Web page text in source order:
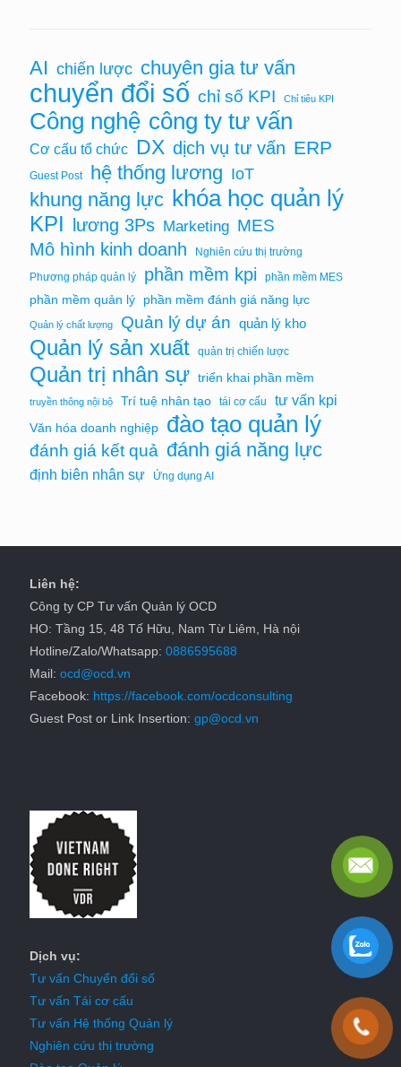
AI chiến lược chuyên gia tư vấn
chuyển đổi số chỉ số KPI Chỉ tiêu KPI
Công nghệ công ty tư vấn
Cơ cấu tổ chức DX dịch vụ tư vấn ERP
Guest Post hệ thống lương IoT
khung năng lực khóa học quản lý
KPI lương 3Ps Marketing MES
Mô hình kinh doanh
Nghiên cứu thị trường
Phương pháp quản lý
phần mềm kpi phần mềm MES
phần mềm quản lý phần mềm đánh giá năng lực
Quản lý chất lượng Quản lý dự án quản lý kho
Quản lý sản xuất quản trị chiến lược
Quản trị nhân sự triển khai phần mềm
truyền thông nội bộ Trí tuệ nhân tạo tái cơ cấu tư vấn kpi
Văn hóa doanh nghiệp đào tạo quản lý
đánh giá kết quả đánh giá năng lực
định biên nhân sự Ứng dụng AI
Liên hệ:
Công ty CP Tư vấn Quản lý OCD
HO: Tầng 15, 48 Tố Hữu, Nam Từ Liêm, Hà nội
Hotline/Zalo/Whatsapp: 0886595688
Mail: ocd@ocd.vn
Facebook: https://facebook.com/ocdconsulting
Guest Post or Link Insertion: gp@ocd.vn
Dịch vụ:
Tư vấn Chuyển đổi số
Tư vấn Tái cơ cấu
Tư vấn Hệ thống Quản lý
Nghiên cứu thị trường